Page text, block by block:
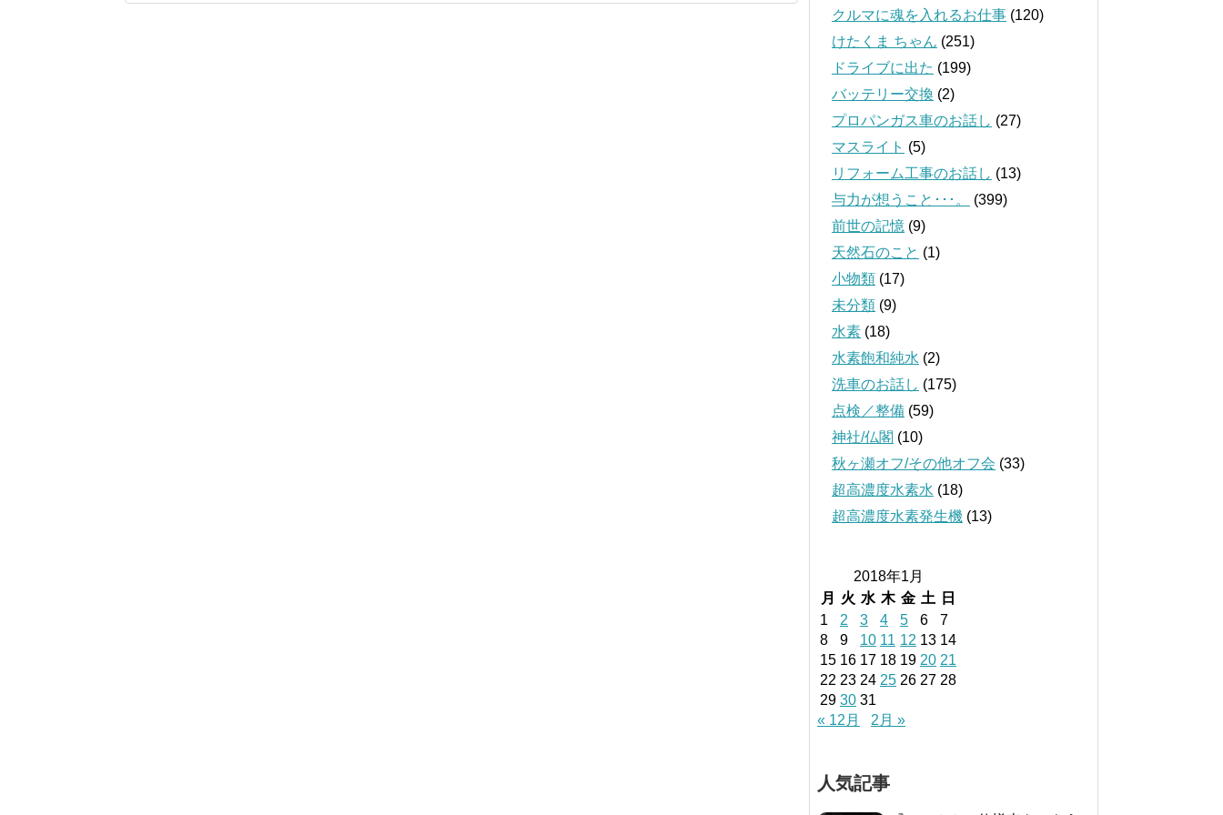
クルマに魂を入れるお仕事 (120)
けたくま ちゃん (251)
ドライブに出た (199)
バッテリー交換 (2)
プロパンガス車のお話し (27)
マスライト (5)
リフォーム工事のお話し (13)
与力が想うこと･･･。
(399)
前世の記憶 (9)
天然石のこと (1)
小物類 (17)
未分類 (9)
水素 (18)
水素飽和純水 (2)
洗車のお話し (175)
点検／整備 (59)
神社/仏閣 (10)
秋ヶ瀬オフ/その他オフ会 (33)
超高濃度水素水 (18)
超高濃度水素発生機 (13)
2018年1月
月
火 水 木 金 土
日
1
2 3 4 5 6
7
8
9 10 11 12 13 14
15 16 17 18 19 20 21
22 23 24 25 26 27 28
29 30 31
« 12月
2月 »
人気記事